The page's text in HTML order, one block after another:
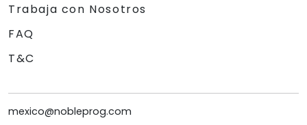
Trabaja con Nosotros
FAQ
T&C
mexico@nobleprog.com